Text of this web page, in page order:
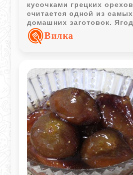
кусочками грецких
считается одной из
домашних заготовок.
форму, а сироп
аромат.Вилка